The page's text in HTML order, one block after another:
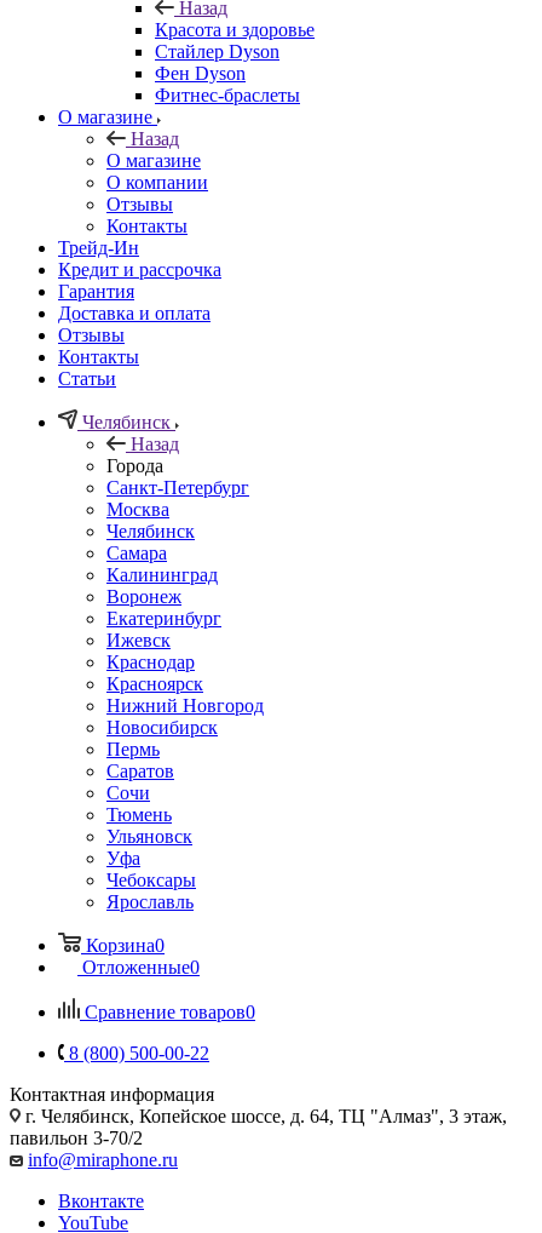
Назад
Красота и здоровье
Стайлер Dyson
Фен Dyson
Фитнес-браслеты
О магазине
Назад
О магазине
О компании
Отзывы
Контакты
Трейд-Ин
Кредит и рассрочка
Гарантия
Доставка и оплата
Отзывы
Контакты
Статьи
Челябинск
Назад
Города
Санкт-Петербург
Москва
Челябинск
Самара
Калининград
Воронеж
Екатеринбург
Ижевск
Краснодар
Красноярск
Нижний Новгород
Новосибирск
Пермь
Саратов
Сочи
Тюмень
Ульяновск
Уфа
Чебоксары
Ярославль
Корзина0
Отложенные0
Сравнение товаров0
8 (800) 500-00-22
Контактная информация
г. Челябинск, Копейское шоссе, д. 64, ТЦ "Алмаз", 3 этаж,
павильон 3-70/2
info@miraphone.ru
Вконтакте
YouTube